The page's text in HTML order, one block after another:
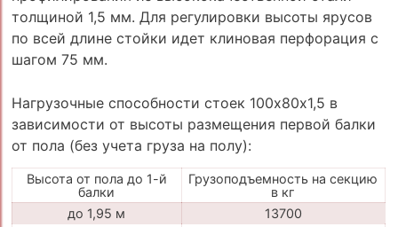
толщиной 1,5 мм. Для регулировки высоты ярусов
по всей длине стойки идет клиновая перфорация с
шагом 75 мм.
Нагрузочные способности стоек 100х80х1,5 в
зависимости от высоты размещения первой балки
от пола (без учета груза на полу):
Высота от пола до 1-й
балки
Грузоподъемность на секцию
в кг
до 1,95 м
13700